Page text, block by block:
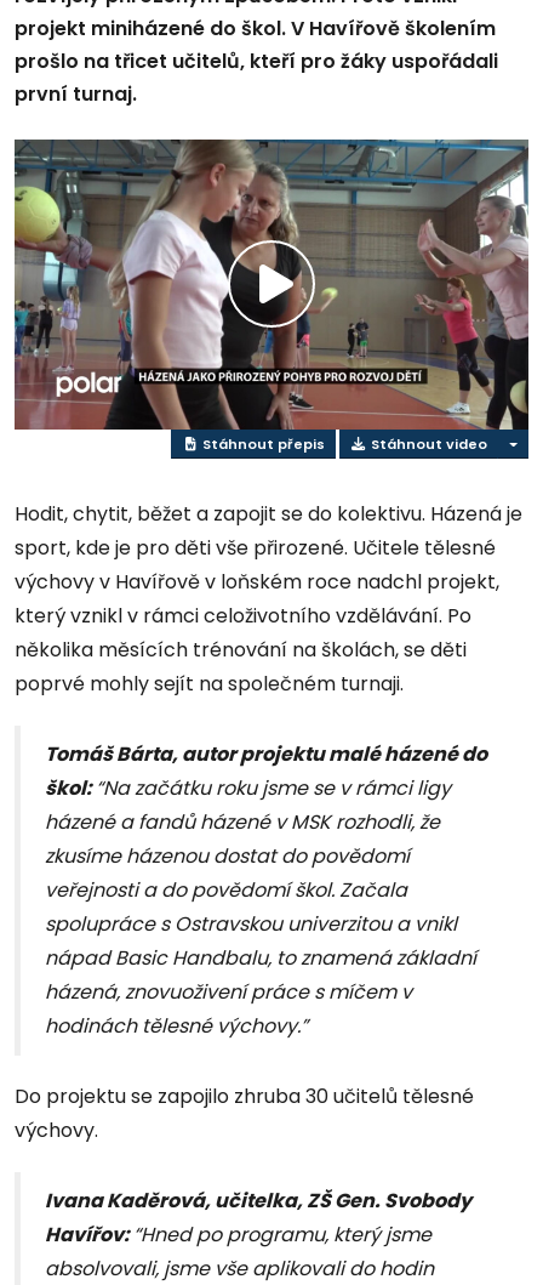
projekt miniházené do škol. V Havířově školením
prošlo na třicet učitelů, kteří pro žáky uspořádali
první turnaj.
Přehrát
video
Stáhnout přepis Stáhnout video
Hodit, chytit, běžet a zapojit se do kolektivu. Házená je
sport, kde je pro děti vše přirozené. Učitele tělesné
výchovy v Havířově v loňském roce nadchl projekt,
který vznikl v rámci celoživotního vzdělávání. Po
několika měsících trénování na školách, se děti
poprvé mohly sejít na společném turnaji.
Tomáš Bárta, autor projektu malé házené do
škol:“Na začátku roku jsme se v rámci ligy
házené a fandů házené v MSK rozhodli, že
zkusíme házenou dostat do povědomí
veřejnosti a do povědomí škol. Začala
spolupráce s Ostravskou univerzitou a vnikl
nápad Basic Handbalu, to znamená základní
házená, znovuoživení práce s míčem v
hodinách tělesné výchovy.”
Do projektu se zapojilo zhruba 30 učitelů tělesné
výchovy.
Ivana Kaděrová, učitelka, ZŠ Gen. Svobody
Havířov:“Hned po programu, který jsme
absolvovali, jsme vše aplikovali do hodin